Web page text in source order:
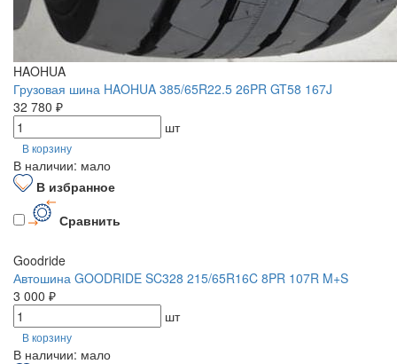
HAOHUA
Грузовая шина HAOHUA 385/65R22.5 26PR GT58 167J
32 780 ₽
шт
В корзину
В наличии: мало
В избранное
Сравнить
Goodride
Автошина GOODRIDE SC328 215/65R16C 8PR 107R M+S
3 000 ₽
шт
В корзину
В наличии: мало